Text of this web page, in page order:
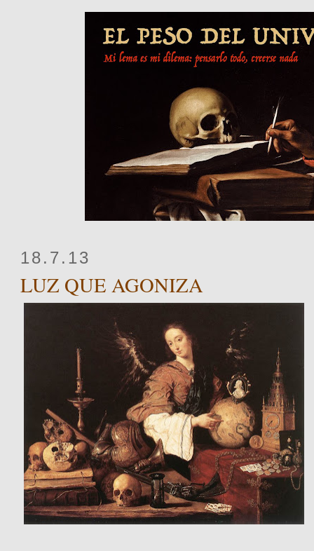
18.7.13
LUZ QUE AGONIZA